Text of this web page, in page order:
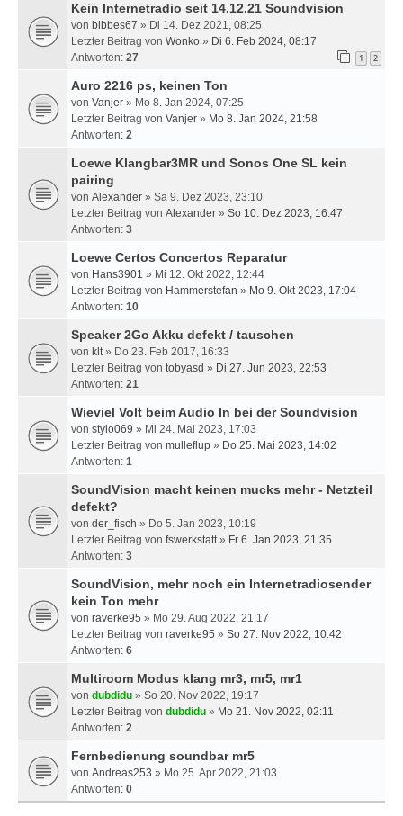
Kein Internetradio seit 14.12.21 Soundvision
von bibbes67 » Di 14. Dez 2021, 08:25
Letzter Beitrag von Wonko » Di 6. Feb 2024, 08:17
Antworten: 27 1 2
Auro 2216 ps, keinen Ton
von Vanjer » Mo 8. Jan 2024, 07:25
Letzter Beitrag von Vanjer » Mo 8. Jan 2024, 21:58
Antworten: 2
Loewe Klangbar3MR und Sonos One SL kein
pairing
von Alexander » Sa 9. Dez 2023, 23:10
Letzter Beitrag von Alexander » So 10. Dez 2023, 16:47
Antworten: 3
Loewe Certos Concertos Reparatur
von Hans3901 » Mi 12. Okt 2022, 12:44
Letzter Beitrag von Hammerstefan » Mo 9. Okt 2023, 17:04
Antworten: 10
Speaker 2Go Akku defekt / tauschen
von klt» Do 23. Feb 2017, 16:33
Letzter Beitrag von tobyasd » Di 27. Jun 2023, 22:53
Antworten: 21
Wieviel Volt beim Audio In bei der Soundvision
von stylo069 » Mi 24. Mai 2023, 17:03
Letzter Beitrag von mulleflup » Do 25. Mai 2023, 14:02
Antworten: 1
SoundVision macht keinen mucks mehr - Netzteil
defekt?
von der_fisch » Do 5. Jan 2023, 10:19
Letzter Beitrag von fswerkstatt» Fr 6. Jan 2023, 21:35
Antworten: 3
SoundVision, mehr noch ein Internetradiosender
kein Ton mehr
von raverke95 » Mo 29. Aug 2022, 21:17
Letzter Beitrag von raverke95 » So 27. Nov 2022, 10:42
Antworten: 6
Multiroom Modus klang mr3, mr5, mr1
von dubdidu » So 20. Nov 2022, 19:17
Letzter Beitrag von dubdidu » Mo 21. Nov 2022, 02:11
Antworten: 2
Fernbedienung soundbar mr5
von Andreas253 » Mo 25. Apr 2022, 21:03
Antworten: 0